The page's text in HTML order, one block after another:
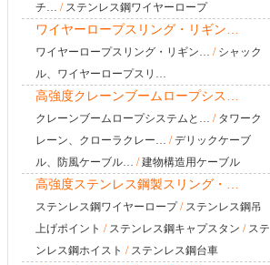
チ… / ステンレス鋼ワイヤーロープ
ワイヤーロープスリング・リギン…
ワイヤーロープスリング・リギン… / シャック
ル、ワイヤーロープスリ…
高強度クレーンブームロープシス…
クレーンブームロープシステムと… / タワーク
レーン、クローラクレー… /デリックケーブ
ル、防風ケーブル… /建物構造用ケーブル
高強度ステンレス鋼製スリング・…
ステンレス鋼ワイヤーロープ/ ステンレス鋼吊
上げポイント / ステンレス鋼キャプスタン / ステ
ンレス鋼ホイスト / ステンレス鋼台車